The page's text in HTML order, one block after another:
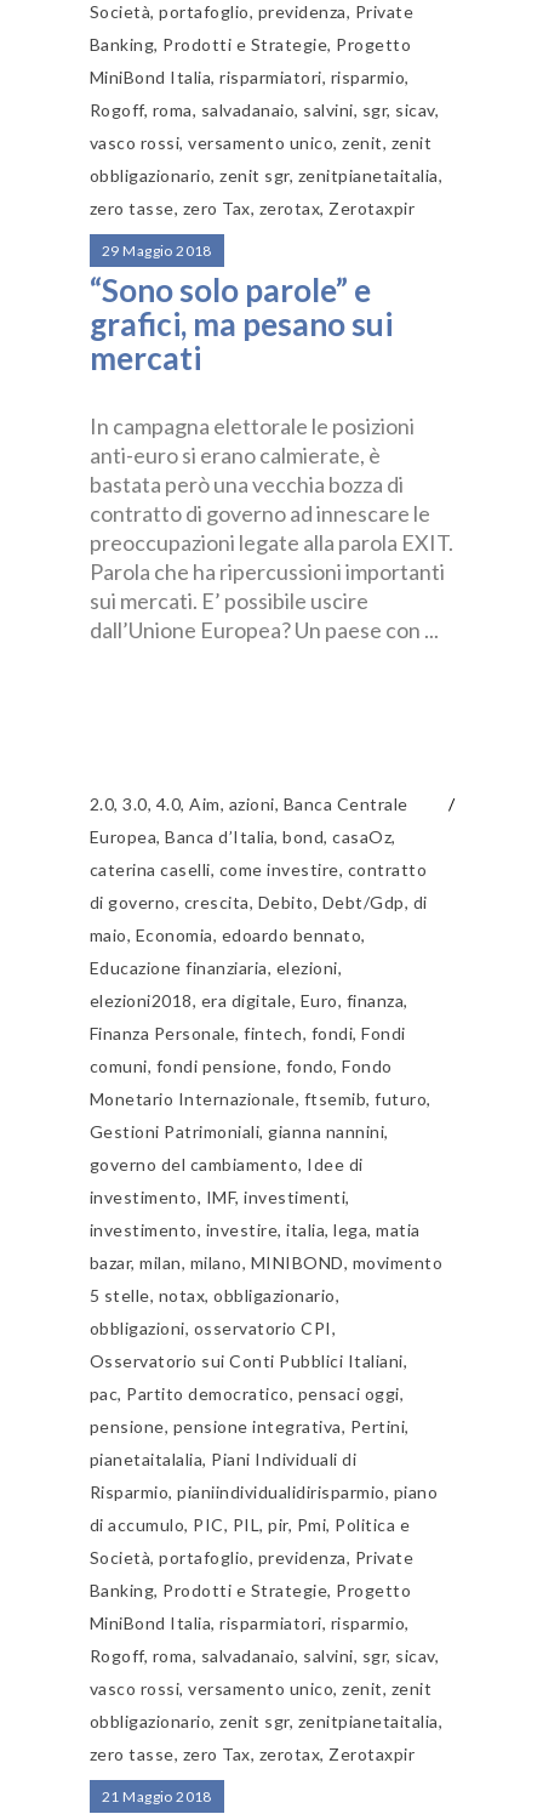
Società,portafoglio, previdenza, Private
Banking, Prodotti e Strategie, Progetto
MiniBond Italia,risparmiatori, risparmio,
Rogoff, roma, salvadanaio, salvini, sgr, sicav,
vasco rossi,versamento unico,zenit, zenit
obbligazionario,zenit sgr, zenitpianetaitalia,
zero tasse, zero Tax, zerotax, Zerotaxpir
29 Maggio 2018
“Sono solo parole” e
grafici, ma pesano sui
mercati
In campagna elettorale le posizioni
anti-euro si erano calmierate, è
bastata però una vecchia bozza di
contratto di governo ad innescare le
preoccupazioni legate alla parola EXIT.
Parola che ha ripercussioni importanti
sui mercati. E’ possibile uscire
dall’Unione Europea? Un paese con
2.0,3.0, 4.0,Aim, azioni, Banca Centrale
Europea,Banca d’Italia,bond,casaOz,
caterina caselli, come investire, contratto
di governo, crescita, Debito, Debt/Gdp, di
maio, Economia, edoardo bennato,
Educazione finanziaria, elezioni,
elezioni2018, era digitale, Euro, finanza,
Finanza Personale,fintech, fondi,Fondi
comuni, fondi pensione, fondo,Fondo
Monetario Internazionale, ftsemib,futuro,
Gestioni Patrimoniali, gianna nannini,
governo del cambiamento, Idee di
investimento, IMF,investimenti,
investimento, investire,italia,lega,matia
bazar,milan, milano, MINIBOND, movimento
5 stelle, notax,obbligazionario,
obbligazioni, osservatorio CPI,
Osservatorio sui Conti Pubblici Italiani,
pac, Partito democratico, pensaci oggi,
pensione, pensione integrativa, Pertini,
pianetaitalalia, Piani Individuali di
Risparmio,pianiindividualidirisparmio, piano
di accumulo, PIC, PIL,pir, Pmi, Politica e
Società,portafoglio, previdenza, Private
Banking, Prodotti e Strategie, Progetto
MiniBond Italia,risparmiatori, risparmio,
Rogoff, roma, salvadanaio, salvini, sgr, sicav,
vasco rossi,versamento unico,zenit, zenit
obbligazionario,zenit sgr, zenitpianetaitalia,
zero tasse, zero Tax, zerotax, Zerotaxpir
21 Maggio 2018